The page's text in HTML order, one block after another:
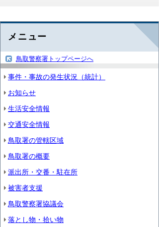
メニュー
鳥取警察署トップページへ
事件・事故の発生状況（統計）
お知らせ
生活安全情報
交通安全情報
鳥取署の管轄区域
鳥取署の概要
派出所・交番・駐在所
被害者支援
鳥取警察署協議会
落とし物・拾い物